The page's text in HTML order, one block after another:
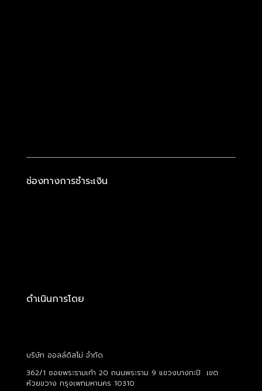
ช่องทางการชำระเงิน
ดำเนินการโดย
บริษัท ออลล์ดิสโม่ จำกัด
362/1 ซอยพระรามเก้า 20 ถนนพระราม 9 แขวงบางกะปิ เขต
ห้วยขวาง กรุงเพทมหานคร 10310